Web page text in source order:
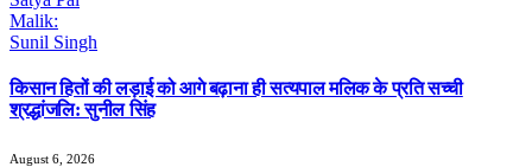
किसान हितों की लड़ाई को आगे बढ़ाना ही सत्यपाल मलिक के प्रति सच्ची
श्रद्धांजलि: सुनील सिंह
August 6, 2026